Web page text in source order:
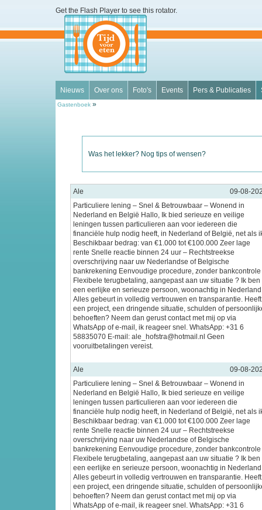
Get the Flash Player to see this rotator.
Nieuws Over ons Foto's Events Pers & Publicaties
Gastenboek »
Was het lekker? Nog tips of wensen?
Ale
09-08-
Particuliere lening – Snel & Betrouwbaar – Wonend in
Nederland en België Hallo, Ik bied serieuze en veilige
leningen tussen particulieren aan voor iedereen die
financiële hulp nodig heeft, in Nederland of België, net als
Beschikbaar bedrag: van €1.000 tot €100.000 Zeer lage
rente Snelle reactie binnen 24 uur – Rechtstreekse
overschrijving naar uw Nederlandse of Belgische
bankrekening Eenvoudige procedure, zonder bankcontrole
Flexibele terugbetaling, aangepast aan uw situatie ? Ik ben
een eerlijke en serieuze persoon, woonachtig in
Alles gebeurt in volledig vertrouwen en transparantie.
een project, een dringende situatie, schulden of
behoeften? Neem dan gerust contact met mij op via
WhatsApp of e-mail, ik reageer snel. WhatsApp: +31 6
58835070 E-mail: ale_hofstra@hotmail.nl Geen
vooruitbetalingen vereist.
Ale
09-08-
Particuliere lening – Snel & Betrouwbaar – Wonend in
Nederland en België Hallo, Ik bied serieuze en veilige
leningen tussen particulieren aan voor iedereen die
financiële hulp nodig heeft, in Nederland of België, net als
Beschikbaar bedrag: van €1.000 tot €100.000 Zeer lage
rente Snelle reactie binnen 24 uur – Rechtstreekse
overschrijving naar uw Nederlandse of Belgische
bankrekening Eenvoudige procedure, zonder bankcontrole
Flexibele terugbetaling, aangepast aan uw situatie ? Ik ben
een eerlijke en serieuze persoon, woonachtig in
Alles gebeurt in volledig vertrouwen en transparantie.
een project, een dringende situatie, schulden of
behoeften? Neem dan gerust contact met mij op via
WhatsApp of e-mail, ik reageer snel. WhatsApp: +31 6